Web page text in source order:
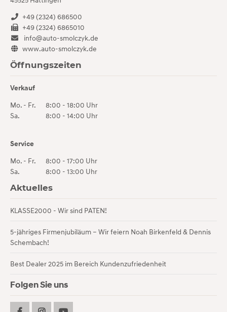
+49 (2324) 686500
+49 (2324) 6865010
info@auto-smolczyk.de
www.auto-smolczyk.de
Öffnungszeiten
Verkauf
Mo. - Fr.
8:00 - 18:00 Uhr
Sa.
8:00 - 14:00 Uhr
Service
Mo. - Fr.
8:00 - 17:00 Uhr
Sa.
8:00 - 13:00 Uhr
Aktuelles
KLASSE2000 - Wir sind PATEN!
5-jähriges Firmenjubiläum – Wir feiern Noah Birkenfeld & Dennis
Schembach!
Best Dealer 2025 im Bereich Kundenzufriedenheit
Folgen Sie uns